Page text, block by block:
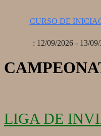
CURSO DE
: 12/09/2026 - 13/
LIGA DE